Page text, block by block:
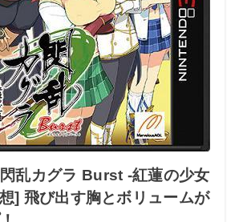
閃乱カグラ Burst -紅蓮の少女
] 飛び出す胸とボリュームが